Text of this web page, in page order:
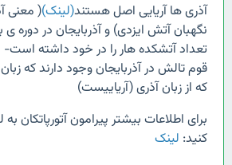
آذری ها آریایی اصل هستند(لینک)( معنی
نگهبان آتش ایزدی) و آذربایجان در دوره
تعداد آتشکده هار را در خود داشته
قوم تالش در آذربایجان وجود دارند که
که از زبان آذری (آریاییست)
برای اطلاعات بیشتر پیرامون آتورپاتکان
کنید: لینک